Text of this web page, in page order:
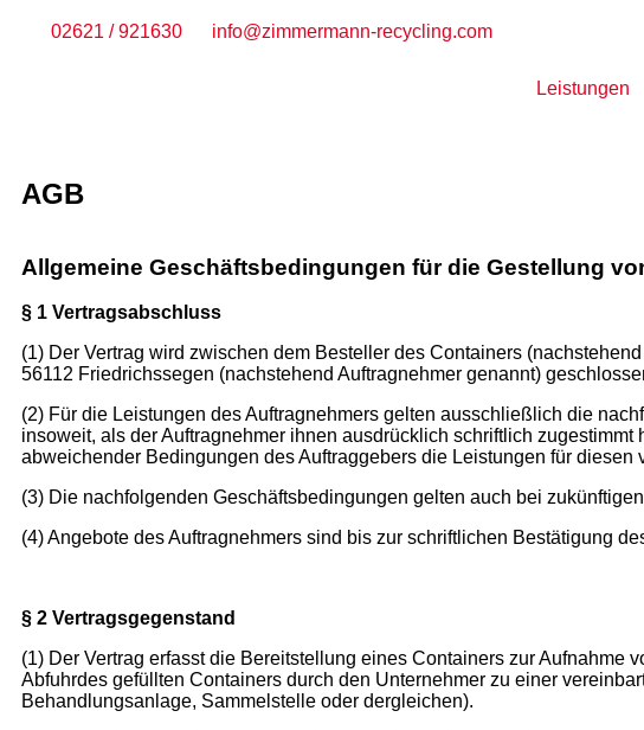
02621 / 921630 info@zimmermann-recycling.com
Leistungen
AGB
Allgemeine Geschäftsbedingungen für die Gestellung
§ 1 Vertragsabschluss
(1) Der Vertrag wird zwischen dem Besteller des Containers
56112 Friedrichssegen (nachstehend Auftragnehmer genannt)
(2) Für die Leistungen des Auftragnehmers gelten ausschließlich die
insoweit, als der Auftragnehmer ihnen ausdrücklich schriftlich
abweichender Bedingungen des Auftraggebers die Leistungen für
(3) Die nachfolgenden Geschäftsbedingungen gelten auch bei
(4) Angebote des Auftragnehmers sind bis zur schriftlichen Bestätigung
§ 2 Vertragsgegenstand
(1) Der Vertrag erfasst die Bereitstellung eines Containers zur
Abfuhrdes gefüllten Containers durch den Unternehmer zu einer
Behandlungsanlage, Sammelstelle oder dergleichen).